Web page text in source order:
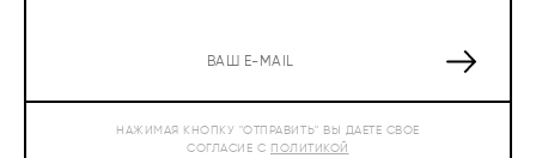
НАЖИМАЯ КНОПКУ "ОТПРАВИТЬ" ВЫ ДАЕТЕ СВОЕ
СОГЛАСИЕ С ПОЛИТИКОЙ